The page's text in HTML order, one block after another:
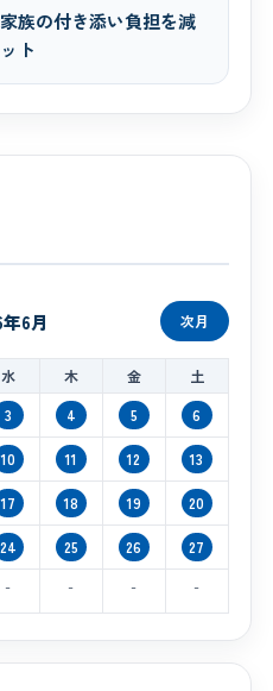
族の付き添い負担を減
ト
6月 次月
水 木 金
土
3 4 5 6
10 11 12 13
17 18 19 20
24 25 26 27
- - - -